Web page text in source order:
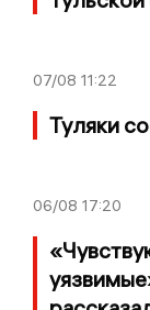
07/08 11:22
Туляки
06/08 17:20